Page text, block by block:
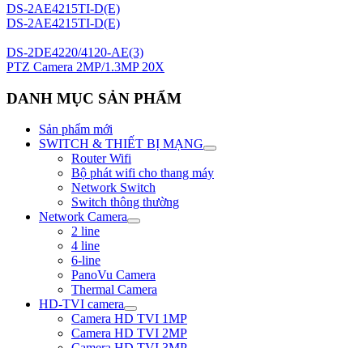
DS-2AE4215TI-D(E)
DS-2AE4215TI-D(E)
DS-2DE4220/4120-AE(3)
PTZ Camera 2MP/1.3MP 20X
DANH MỤC SẢN PHẨM
Sản phẩm mới
SWITCH & THIẾT BỊ MẠNG
Router Wifi
Bộ phát wifi cho thang máy
Network Switch
Switch thông thường
Network Camera
2 line
4 line
6-line
PanoVu Camera
Thermal Camera
HD-TVI camera
Camera HD TVI 1MP
Camera HD TVI 2MP